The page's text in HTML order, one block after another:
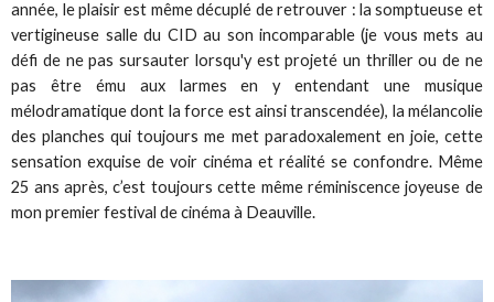
année, le plaisir est même décuplé de retrouver : la somptueuse et
vertigineuse salle du CID au son incomparable (je vous mets au
défi de ne pas sursauter lorsqu'y est projeté un thriller ou de ne
pas être ému aux larmes en y entendant une musique
mélodramatique dont la force est ainsi transcendée), la mélancolie
des planches qui toujours me met paradoxalement en joie, cette
sensation exquise de voir cinéma et réalité se confondre. Même
25 ans après, c’est toujours cette même réminiscence joyeuse de
mon premier festival de cinéma à Deauville.